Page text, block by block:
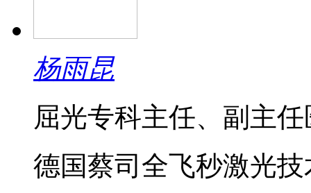
杨雨昆
屈光专科主任、副主
德国蔡司全飞秒激光